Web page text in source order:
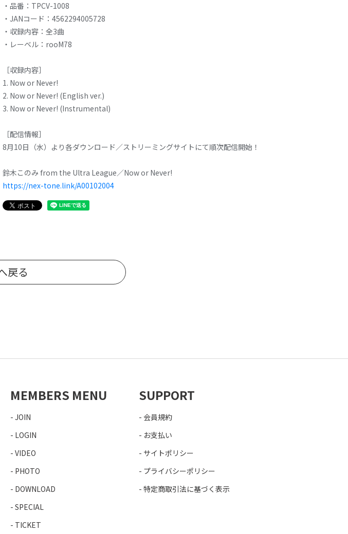
・品番：TPCV-1008
・JANコード：4562294005728
・収録内容：全3曲
・レーベル：rooM78
［収録内容］
1. Now or Never!
2. Now or Never! (English ver.)
3. Now or Never! (Instrumental)
［配信情報］
8月10日（水）より各ダウンロード／ストリーミングサイトにて順次配信開始！
鈴木このみ from the Ultra League／Now or Never!
https://nex-tone.link/A00102004
戻る
MEMBERS MENU
JOIN
LOGIN
VIDEO
PHOTO
DOWNLOAD
SPECIAL
TICKET
SUPPORT
会員規約
お支払い
サイトポリシー
プライバシーポリシー
特定商取引法に基づく表示